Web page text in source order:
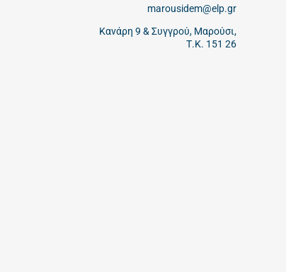
marousidem@elp.gr
Κανάρη 9 & Συγγρού, Μαρούσι,
Τ.Κ. 151 26